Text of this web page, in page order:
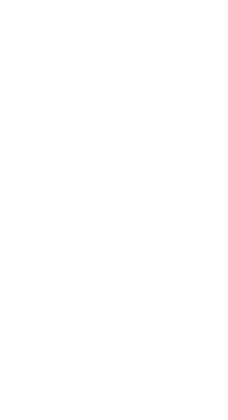
Les avancées
outils essentiels
En permettant
valeur ajoutée à